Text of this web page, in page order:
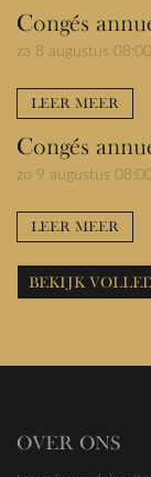
Congés
za 8 augustus 08:00
LEER MEER
Congés
zo 9 augustus
LEER MEER
BEKIJK
OVER ONS